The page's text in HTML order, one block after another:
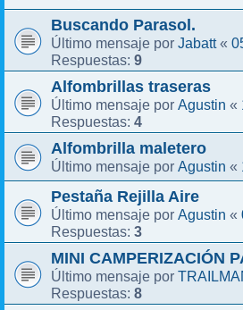
Buscando Parasol.
Último mensaje por Jabatt«
Respuestas: 9
Alfombrillas traseras
Último mensaje por Agustin «
Respuestas: 4
Alfombrilla maletero
Último mensaje por Agustin «
Pestaña Rejilla Aire
Último mensaje por Agustin «
Respuestas: 3
MINI CAMPERIZACIÓN
Último mensaje por
Respuestas: 8